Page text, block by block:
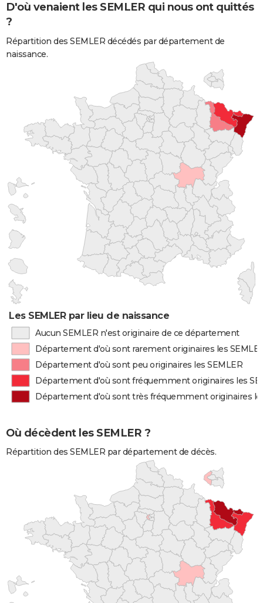
D'où venaient les SEMLER qui nous ont quittés
?
Répartition des SEMLER décédés par département de
naissance.
Les SEMLER par lieu de naissance
Aucun SEMLER n'est originaire de ce département
Département d'où sont rarement originaires les
Département d'où sont peu originaires les SEMLER
Département d'où sont fréquemment originaires les
Département d'où sont très fréquemment originaires
Où décèdent les SEMLER ?
Répartition des SEMLER par département de décès.